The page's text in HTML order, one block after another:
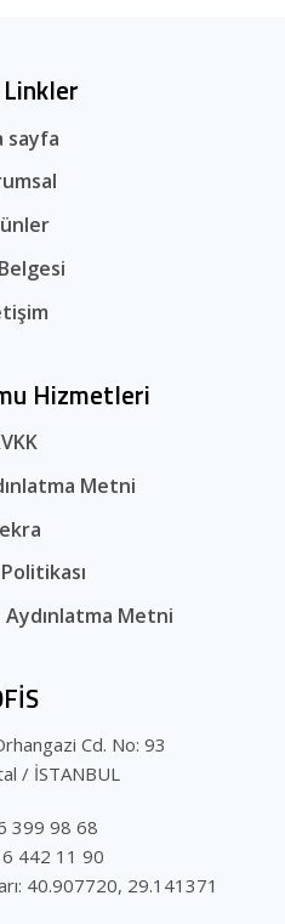
Linkler
sayfa
Hizmetleri
Metni
Metni
Cd. No: 93
/ İSTANBUL
399 98 68
442 11 90
40.907720, 29.141371